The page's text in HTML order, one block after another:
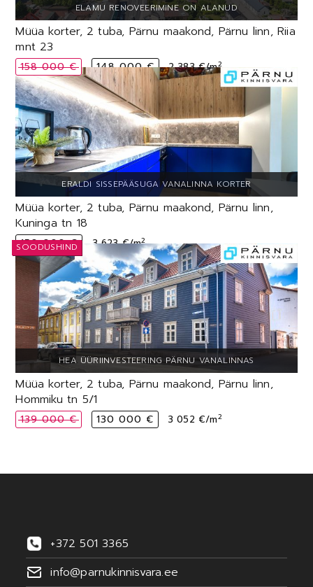
Müüa korter, 2 tuba, Pärnu maakond, Pärnu linn, Riia
mnt 23
158 000 € 148 000 € 2 383 €/m2
Müüa korter, 2 tuba, Pärnu maakond, Pärnu linn,
Kuninga tn 18
150 000 € 3 623 €/m2
Müüa korter, 2 tuba, Pärnu maakond, Pärnu linn,
Hommiku tn 5/1
139 000 € 130 000 € 3 052 €/m2
+372 501 3365
info@parnukinnisvara.ee